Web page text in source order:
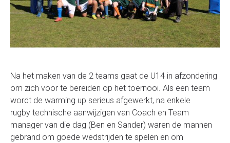
Na het maken van de 2 teams gaat de U14 in afzondering
om zich voor te bereiden op het toernooi. Als een team
wordt de warming up serieus afgewerkt, na enkele
rugby technische aanwijzigen van Coach en Team
manager van die dag (Ben en Sander) waren de mannen
gebrand om goede wedstrijden te spelen en om